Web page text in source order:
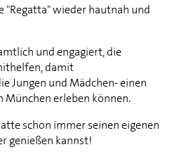
"Regatta" wieder hautnah und
und engagiert, die
damit
Jungen und Mädchen- einen
erleben können.
schon immer seinen eigenen
genießen kannst!